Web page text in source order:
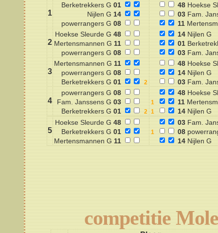
1
Berketrekkers G 01
Nijlen G 14
powerrangers G 08
48Hoekse
03Fam.
11
2
Hoekse Sleurde G 48
Mertensmannen G 11
powerrangers G 08
14Nijlen G
01
03Fam.
3
Mertensmannen G 11
powerrangers G 08
Berketrekkers G 01
48Hoekse
14Nijlen G
03Fam.
4
powerrangers G 08
Fam. Janssens G 03
Berketrekkers G 01
48Hoekse
11
14Nijlen G
5
Hoekse Sleurde G 48
Berketrekkers G 01
Mertensmannen G 11
03Fam.
08
14Nijlen G
competitie